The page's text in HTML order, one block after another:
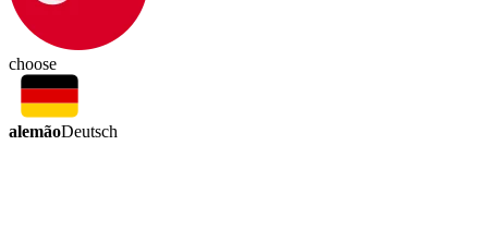
choose
alemãoDeutsch